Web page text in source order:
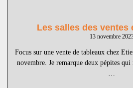
Les salles des ventes
13 novembre
Focus sur une vente de tableaux chez
novembre. Je remarque deux pépites
…